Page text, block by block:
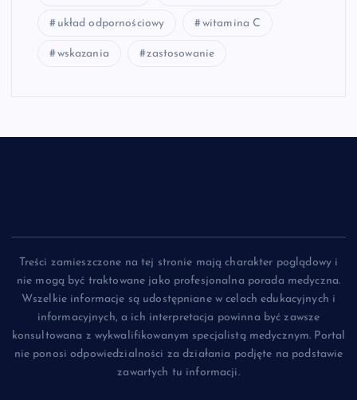
układ odpornościowy witamina C
wskazania zastosowanie
Treści zamieszczone na tej stronie mają charakter poglądowy i
nie mogą być traktowane jako profesjonalna porada medyczna.
Wszelkie informacje są udostępniane w celach edukacyjnych i
informacyjnych, a ich interpretacja powinna być zawsze
konsultowana z wykwalifikowanym specjalistą medycznym. Portal
nie ponosi odpowiedzialności za działania podjęte na podstawie
zawartych tu informacji.